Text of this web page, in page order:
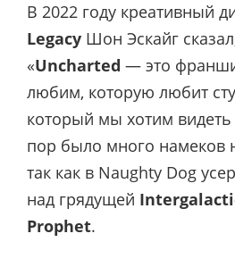
В 2022 году креативный
Legacy Шон Эскайг
«Uncharted — это
любим, которую любит
который мы хотим
пор было много намеков
так как в Naughty Dog
над грядущей
Prophet.